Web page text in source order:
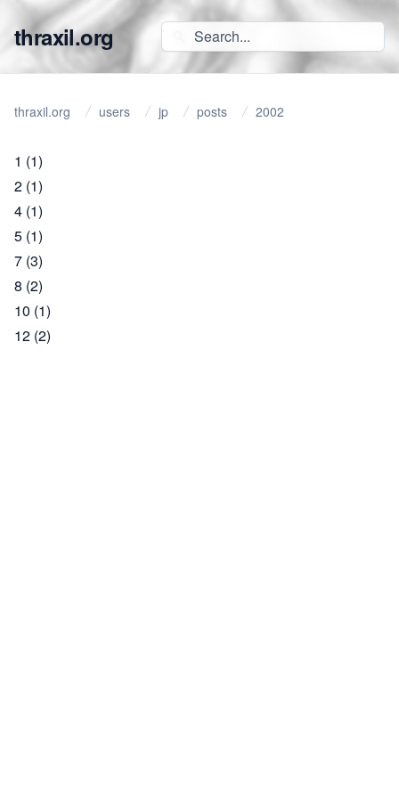
thraxil.org
thraxil.org users jp posts 2002
1 (1)
2 (1)
4 (1)
5 (1)
7 (3)
8 (2)
10 (1)
12 (2)